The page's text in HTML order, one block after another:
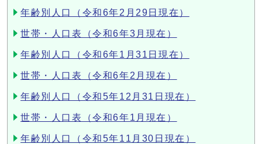
年齢別人口（令和6年2月29日現在）
世帯・人口表（令和6年3月現在）
年齢別人口（令和6年1月31日現在）
世帯・人口表（令和6年2月現在）
年齢別人口（令和5年12月31日現在）
世帯・人口表（令和6年1月現在）
年齢別人口（令和5年11月30日現在）